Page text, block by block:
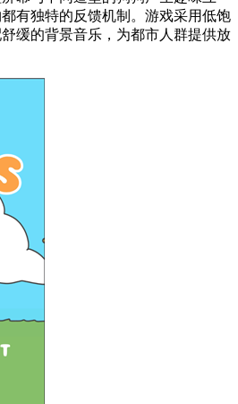
有独特的反馈机制。游戏采用低饱
缓的背景音乐，为都市人群提供放